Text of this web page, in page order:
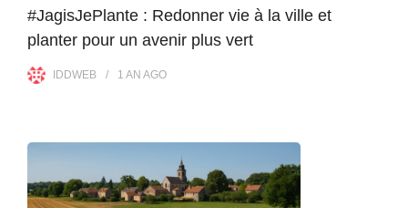
#JagisJePlante : Redonner vie à la ville et
planter pour un avenir plus vert
IDDWEB 1 AN AGO